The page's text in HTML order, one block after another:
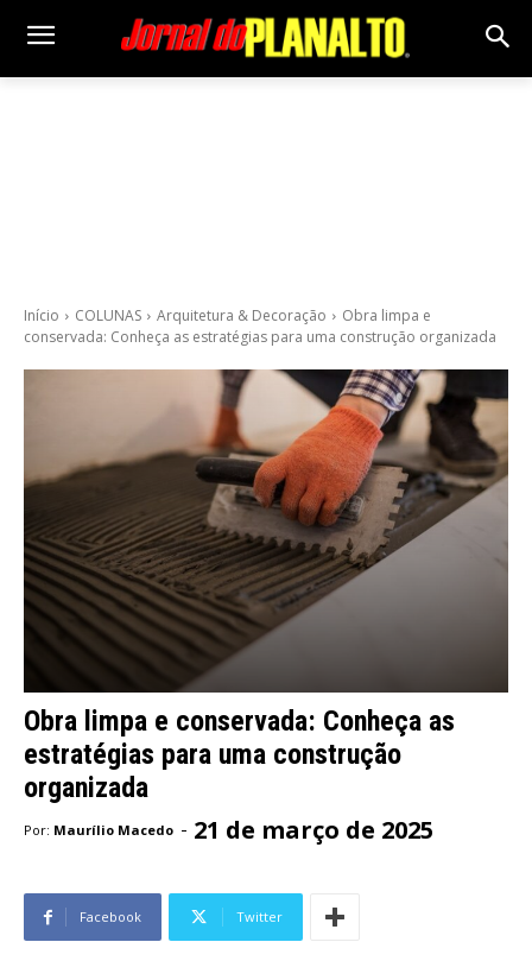
Início COLUNAS Arquitetura & Decoração
Obra limpa e
conservada: Conheça as estratégias para uma construção organizada
Obra limpa e conservada: Conheça as
estratégias para uma construção
organizada
Por: Maurílio Macedo - 21 de março de 2025
Facebook Twitter